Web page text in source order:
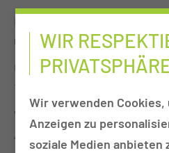
03.12.2025
Uhrzeit
14:30 bis 15:30 Uhr
Veranstalter
Ambulante
WIR
Wir verwenden Cookies,
Anzeigen zu
soziale Medien anbieten